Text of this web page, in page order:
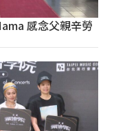
感念父親辛勞